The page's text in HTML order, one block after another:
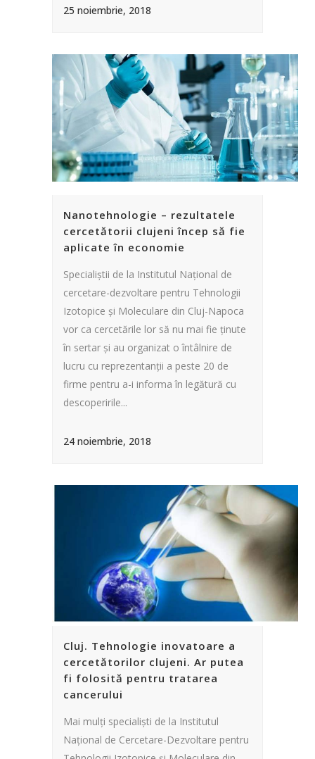
25 noiembrie, 2018
Nanotehnologie – rezultatele
cercetătorii clujeni încep să fie
aplicate în economie
Specialiștii de la Institutul Naţional de
cercetare-dezvoltare pentru Tehnologii
Izotopice şi Moleculare din Cluj-Napoca
vor ca cercetările lor să nu mai fie ţinute
în sertar şi au organizat o întâlnire de
lucru cu reprezentanții a peste 20 de
firme pentru a-i informa în legătură cu
descoperirile...
24 noiembrie, 2018
Cluj. Tehnologie inovatoare a
cercetătorilor clujeni. Ar putea
fi folosită pentru tratarea
cancerului
Mai mulți specialiști de la Institutul
Naţional de Cercetare-Dezvoltare pentru